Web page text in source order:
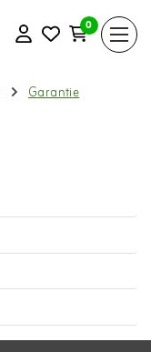
0
Garantie